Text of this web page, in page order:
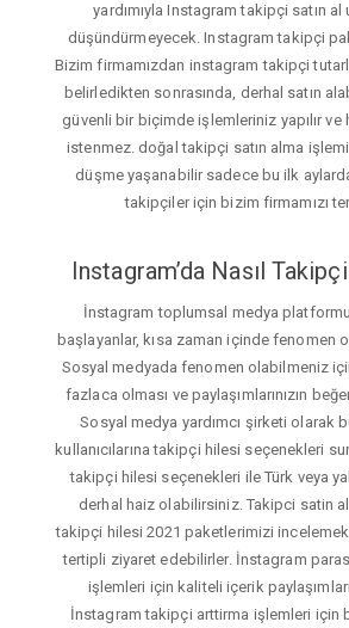
yardımıyla Instagram takipçi satın
düşündürmeyecek. Instagram takipçi
Bizim firmamızdan instagram takipçi
belirledikten sonrasında, derhal satın
güvenli bir biçimde işlemleriniz yapılır
istenmez. doğal takipçi satın alma
düşme yaşanabilir sadece bu ilk
takipçiler için bizim firmamızı
Instagram’da Nasıl
İnstagram toplumsal medya
başlayanlar, kısa zaman içinde fenomen
Sosyal medyada fenomen olabilmeniz
fazlaca olması ve paylaşımlarınızın
Sosyal medya yardımcı şirketi olarak
kullanıcılarına takipçi hilesi seçenekleri
takipçi hilesi seçenekleri ile Türk veya
derhal haiz olabilirsiniz. Takipci satin
takipçi hilesi 2021 paketlerimizi
tertipli ziyaret edebilirler. İnstagram
işlemleri için kaliteli içerik paylaşımları
İnstagram takipçi arttirma işlemleri için